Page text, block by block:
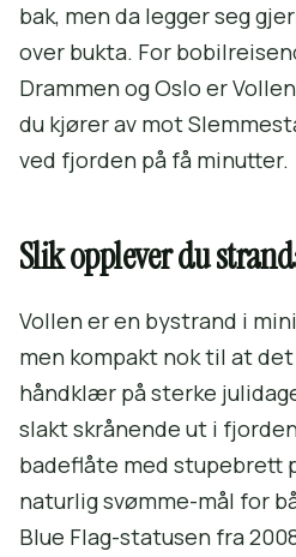
bak, men da legger seg
over bukta. For
Drammen og Oslo er
du kjører av mot
ved fjorden på få minutter.
Slik opplever du
Vollen er en bystrand i
men kompakt nok til at
håndklær på sterke
slakt skrånende ut i
badeflåte med stupebrett
naturlig svømme-mål for
Blue Flag-statusen fra